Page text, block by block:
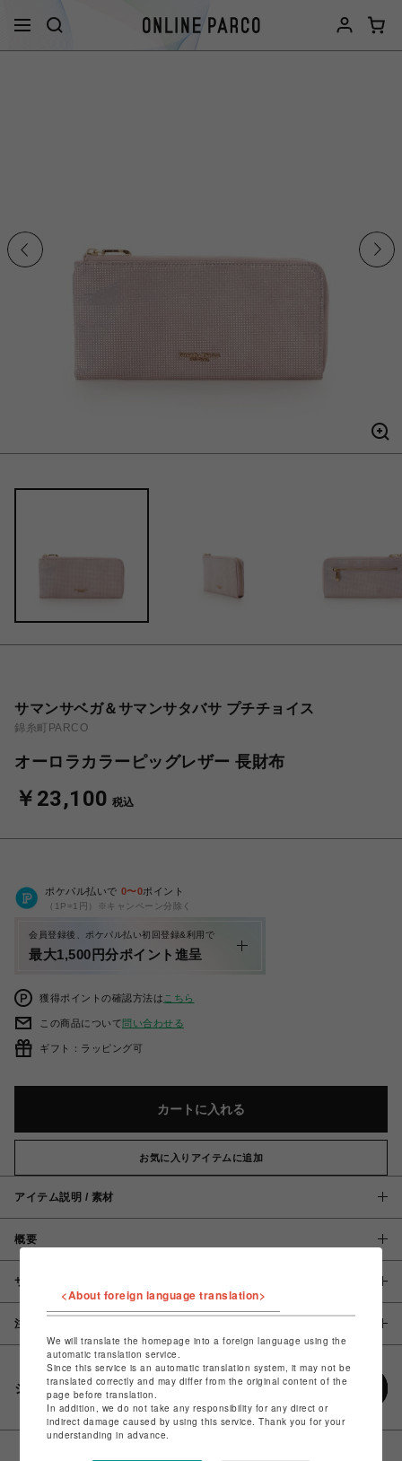
サマンサベガ＆サマンサタバサ プチチョイス
錦糸町PARCO
オーロラカラーピッグレザー 長財布
￥23,100 税込
ポケパル払いで 0〜0ポイント
（1P=1円）※キャンペーン分除く
会員登録後、ポケパル払い初回登録&利用で
最大1,500円分ポイント進呈
獲得ポイントの確認方法は こちら
この商品について問い合わせる
ギフト：ラッピング可
カートに入れる
お気に入りアイテムに追加
アイテム説明 / 素材
概要
サイズ
注意事項
シェアする
<About foreign language translation>
We will translate the homepage into a foreign language using the
automatic translation service.
Since this service is an automatic translation system, it may not be
translated correctly and may differ from the original content of the
page before translation.
In addition, we do not take any responsibility for any direct or
indirect damage caused by using this service. Thank you for your
understanding in advance.